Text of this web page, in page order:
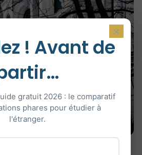
×
! Avant de
gratuit 2026 : le comparatif
phares pour étudier à
l'étranger.